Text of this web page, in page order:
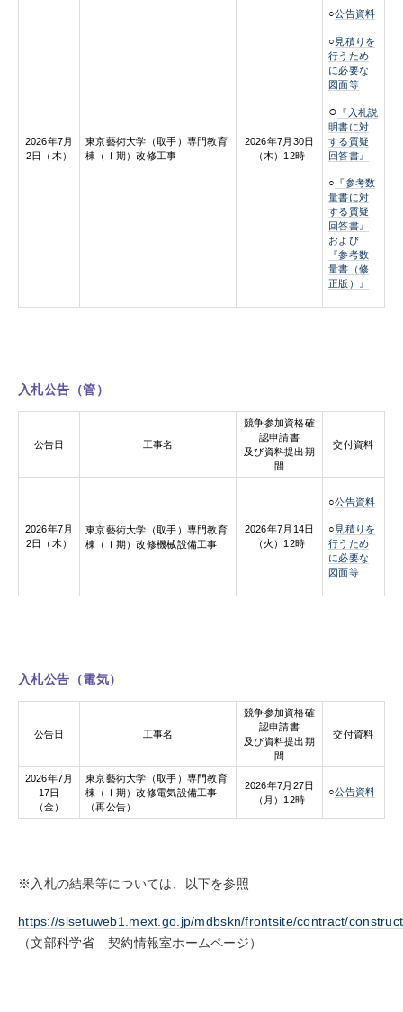
2026年7月
2日（木）
東京藝術大学（取手）専門教育
棟（Ⅰ期）改修工事
2026年7月30日
（木）12時
○公告資料
○ 見積りを
行うため
に必要な
図面等
○ 『入札説
明書に対
する質疑
回答書』
○ 『参考数
量書に対
する質疑
回答書』
および
『参考数
量書（修
正版）』
入札公告（管）
公告日 工事名
競争参加資格確
認申請書
及び資料提出期
間
交付資料
2026年7月
2日（木）
東京藝術大学（取手）専門教育
棟（Ⅰ期）改修機械設備工事
2026年7月14日
（火）12時
○公告資料
○ 見積りを
行うため
に必要な
図面等
入札公告（電気）
公告日 工事名
競争参加資格確
認申請書
及び資料提出期
間
交付資料
2026年7月
17日
（金）
東京藝術大学（取手）専門教育
棟（Ⅰ期）改修電気設備工事
（再公告）
2026年7月27日
（月）12時
○公告資料
※入札の結果等については、以下を参照
https://sisetuweb1.mext.go.jp/mdbskn/frontsite/contract/
（文部科学省 契約情報室ホームページ）